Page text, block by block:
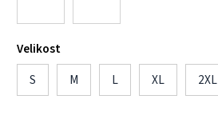
Velikost
S M L XL 2XL